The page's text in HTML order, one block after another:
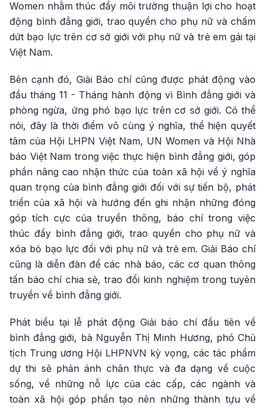
Women nhằm thúc đẩy môi trường thuận lợi cho hoạt
động bình đẳng giới, trao quyền cho phụ nữ và chấm
dứt bạo lực trên cơ sở giới với phụ nữ và trẻ em gái tại
Việt Nam.
Bên cạnh đó, Giải Báo chí cũng được phát động vào
đầu tháng 11 - Tháng hành động vì Bình đẳng giới và
phòng ngừa, ứng phó bạo lực trên cơ sở giới. Có thể
nói, đây là thời điểm vô cùng ý nghĩa, thể hiện quyết
tâm của Hội LHPN Việt Nam, UN Women và Hội Nhà
báo Việt Nam trong việc thực hiện bình đẳng giới, góp
phần nâng cao nhận thức của toàn xã hội về ý nghĩa
quan trọng của bình đẳng giới đối với sự tiến bộ, phát
triển của xã hội và hướng đến ghi nhận những đóng
góp tích cực của truyền thông, báo chí trong việc
thúc đẩy bình đẳng giới, trao quyền cho phụ nữ và
xóa bỏ bạo lực đối với phụ nữ và trẻ em. Giải Báo chí
cũng là diễn đàn để các nhà báo, các cơ quan thông
tấn báo chí chia sẻ, trao đổi kinh nghiệm trong tuyên
truyền về bình đẳng giới.
Phát biểu tại lễ phát động Giải báo chí đầu tiên về
bình đẳng giới, bà Nguyễn Thị Minh Hương, phó Chủ
tịch Trung ương Hội LHPNVN kỳ vọng, các tác phẩm
dự thi sẽ phản ánh chân thực và đa dạng về cuộc
sống, về những nỗ lực của các cấp, các ngành và
toàn xã hội góp phần tạo nên những thành tựu về